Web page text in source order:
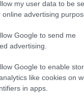
my user data to be
advertising
Google to send me
advertising.
Google to enable
like cookies on
in apps.